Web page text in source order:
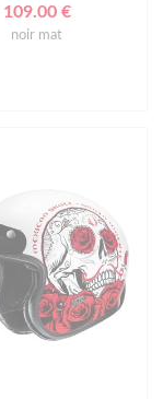
109.00 €
noir mat